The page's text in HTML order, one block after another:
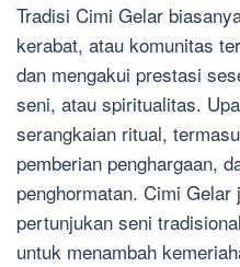
Tradisi Cimi Gelar
kerabat, atau komunitas
dan mengakui prestasi
seni, atau spiritualitas.
serangkaian ritual,
pemberian penghargaan,
penghormatan. Cimi
pertunjukan seni
untuk menambah